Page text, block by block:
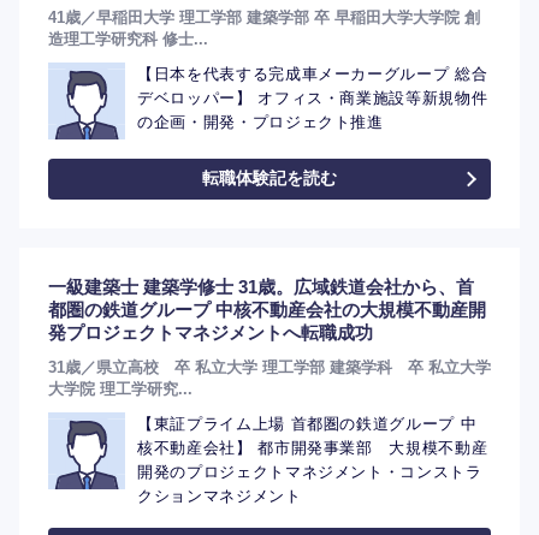
選択する
41歳／早稲田大学 理工学部 建築学部 卒 早稲田大学大学院 創
造理工学研究科 修士...
【日本を代表する完成車メーカーグループ 総合
デベロッパー】 オフィス・商業施設等新規物件
の企画・開発・プロジェクト推進
転職体験記を読む
一級建築士 建築学修士 31歳。広域鉄道会社から、首
都圏の鉄道グループ 中核不動産会社の大規模不動産開
発プロジェクトマネジメントへ転職成功
31歳／県立高校 卒 私立大学 理工学部 建築学科 卒 私立大学
大学院 理工学研究...
【東証プライム上場 首都圏の鉄道グループ 中
核不動産会社】 都市開発事業部 大規模不動産
開発のプロジェクトマネジメント・コンストラ
クションマネジメント